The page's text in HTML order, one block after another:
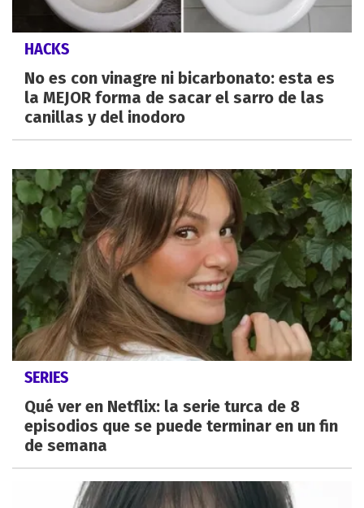
HACKS
No es con vinagre ni bicarbonato: esta es
la MEJOR forma de sacar el sarro de las
canillas y del inodoro
SERIES
Qué ver en Netflix: la serie turca de 8
episodios que se puede terminar en un fin
de semana